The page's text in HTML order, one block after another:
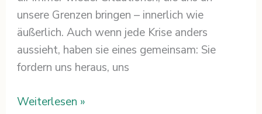
unsere Grenzen bringen – innerlich wie
äußerlich. Auch wenn jede Krise anders
aussieht, haben sie eines gemeinsam: Sie
fordern uns heraus, uns
Weiterlesen »